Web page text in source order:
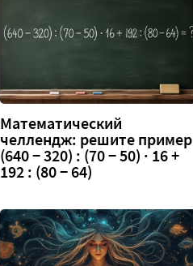
Математический
челлендж: решите пример
(640 − 320) : (70 − 50) · 16 +
192 : (80 − 64)